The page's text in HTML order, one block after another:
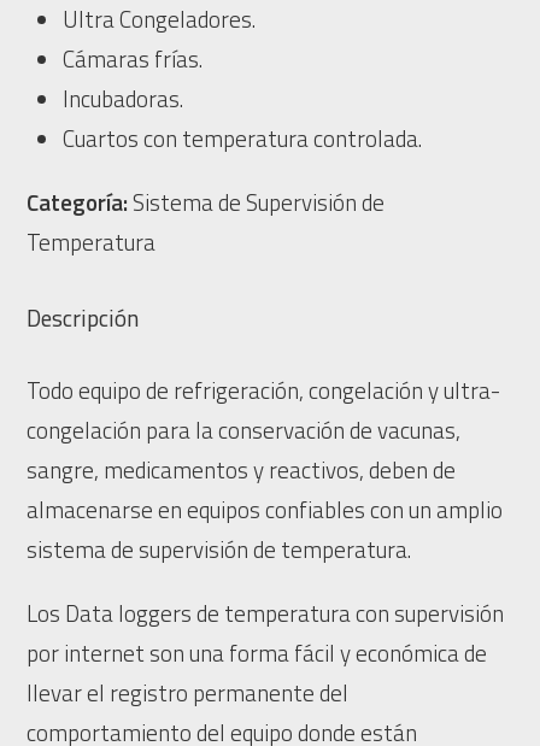
Ultra Congeladores.
Cámaras frías.
Incubadoras.
Cuartos con temperatura controlada.
Categoría:Sistema de Supervisión de
Temperatura
Descripción
Todo equipo de refrigeración, congelación y ultra-
congelación para la conservación de vacunas,
sangre, medicamentos y reactivos, deben de
almacenarse en equipos confiables con un amplio
sistema de supervisión de temperatura.
Los Data loggers de temperatura con supervisión
por internet son una forma fácil y económica de
llevar el registro permanente del
comportamiento del equipo donde están